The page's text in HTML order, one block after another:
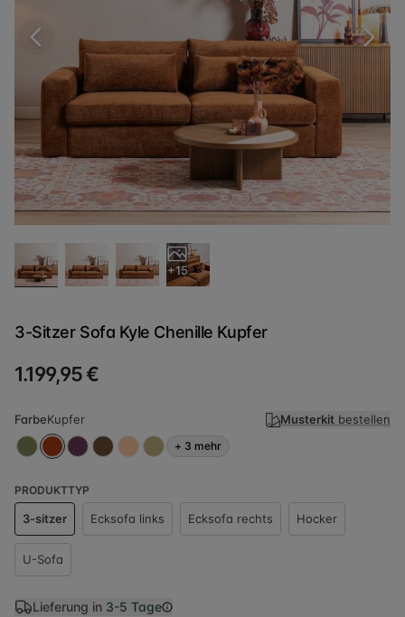
+15
3-Sitzer Sofa Kyle Chenille Kupfer
1.199,95 €
FarbeKupfer Musterkit bestellen
+ 3 mehr
PRODUKTTYP
3-sitzer Ecksofa links Ecksofa rechts Hocker
U-Sofa
Lieferung in 3-5 Tage